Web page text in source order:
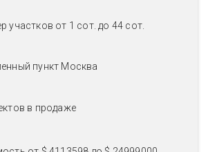
участков от 1 сот. до 44 сот.
пункт Москва
в продаже